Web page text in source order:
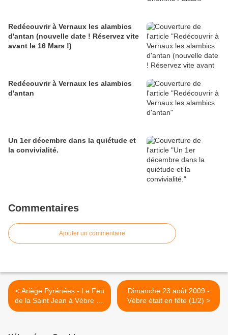
Redécouvrir à Vernaux les alambics
d'antan (nouvelle date ! Réservez vite
avant le 16 Mars !)
Redécouvrir à Vernaux les alambics
d'antan
Un 1er décembre dans la quiétude et
la convivialité.
Commentaires
Ajouter un commentaire
< Ariège Pyrénées - Le Feu
de la Saint Jean à Vèbre en
Ariège
Dimanche 23 août 2009 -
Vèbre était en fête (1/2) >